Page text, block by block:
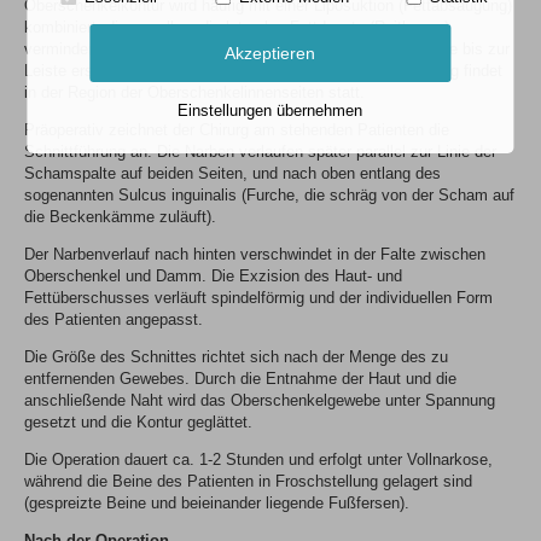
Oberschenkelkontur wird häufig mit einer Liposuktion (Fettabsaugung)
kombiniert, die vor allem die lateralen Fettdepots (Reithosen)
vermindert und sich von der Mitte der Oberschenkelinnenseite bis zur
Leiste erstrecken kann. Die eigentliche Oberschenkelstraffung findet
in der Region der Oberschenkelinnenseiten statt.
Präoperativ zeichnet der Chirurg am stehenden Patienten die
Schnittführung an. Die Narben verlaufen später parallel zur Linie der
Schamspalte auf beiden Seiten, und nach oben entlang des
sogenannten Sulcus inguinalis (Furche, die schräg von der Scham auf
die Beckenkämme zuläuft).
Der Narbenverlauf nach hinten verschwindet in der Falte zwischen
Oberschenkel und Damm. Die Exzision des Haut- und
Fettüberschusses verläuft spindelförmig und der individuellen Form
des Patienten angepasst.
Die Größe des Schnittes richtet sich nach der Menge des zu
entfernenden Gewebes. Durch die Entnahme der Haut und die
anschließende Naht wird das Oberschenkelgewebe unter Spannung
gesetzt und die Kontur geglättet.
Die Operation dauert ca. 1-2 Stunden und erfolgt unter Vollnarkose,
während die Beine des Patienten in Froschstellung gelagert sind
(gespreizte Beine und beieinander liegende Fußfersen).
Akzeptieren
Einstellungen übernehmen